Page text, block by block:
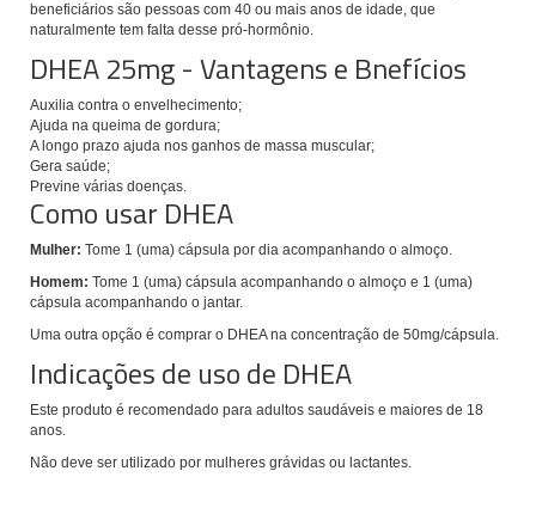
beneficiários são pessoas com 40 ou mais anos de idade, que
naturalmente tem falta desse pró-hormônio.
DHEA 25mg - Vantagens e Bnefícios
Auxilia contra o envelhecimento;
Ajuda na queima de gordura;
A longo prazo ajuda nos ganhos de massa muscular;
Gera saúde;
Previne várias doenças.
Como usar DHEA
Mulher: Tome 1 (uma) cápsula por dia acompanhando o almoço.
Homem: Tome 1 (uma) cápsula acompanhando o almoço e 1 (uma)
cápsula acompanhando o jantar.
Uma outra opção é comprar o DHEA na concentração de 50mg/cápsula.
Indicações de uso de DHEA
Este produto é recomendado para adultos saudáveis e maiores de 18
anos.
Não deve ser utilizado por mulheres grávidas ou lactantes.